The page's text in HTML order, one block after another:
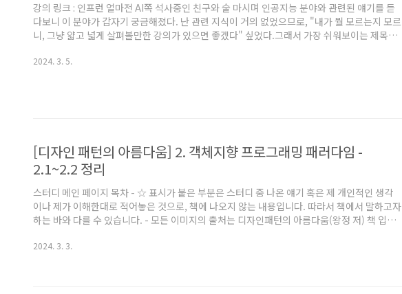
강의 링크 : 인프런 얼마전 AI쪽 석사중인 친구와 술 마시며 인공지능 분야와 관련된 얘기를 듣
다보니 이 분야가 갑자기 궁금해졌다. 난 관련 지식이 거의 없었으므로, "내가 뭘 모르는지 모르
니, 그냥 얇고 넓게 살펴볼만한 강의가 있으면 좋겠다" 싶었다.그래서 가장 쉬워보이는 제목의
반부 첫인상은 솔직히 말해 별로긴했다. 뭔가 생각이 정리되지 않고 강의하는 느낌이 초반부 강
2024. 3. 5.
[디자인 패턴의 아름다움] 2. 객체지향 프로그래밍 패러다임 -
2.1~2.2 정리
스터디 메인 페이지 목차 - ☆ 표시가 붙은 부분은 스터디 중 나온 얘기 혹은 제 개인적인 생각
이나 제가 이해한대로 적어놓은 것으로, 책에 나오지 않는 내용입니다. 따라서 책에서 말하고자
하는 바와 다를 수 있습니다. - 모든 이미지의 출처는 디자인패턴의 아름다움(왕정 저) 책 입니
지 않은 부분들이 많다. 즉, 사람마다 생각이 다른 부분이 많고, 따라서 내 생각을 적기위한 사족
2024. 3. 3.